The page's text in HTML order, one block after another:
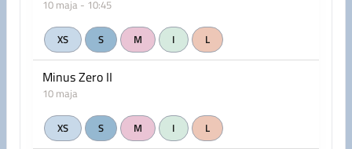
10 maja - 10:45
XS S M I L
Minus Zero II
10 maja
XS S M I L